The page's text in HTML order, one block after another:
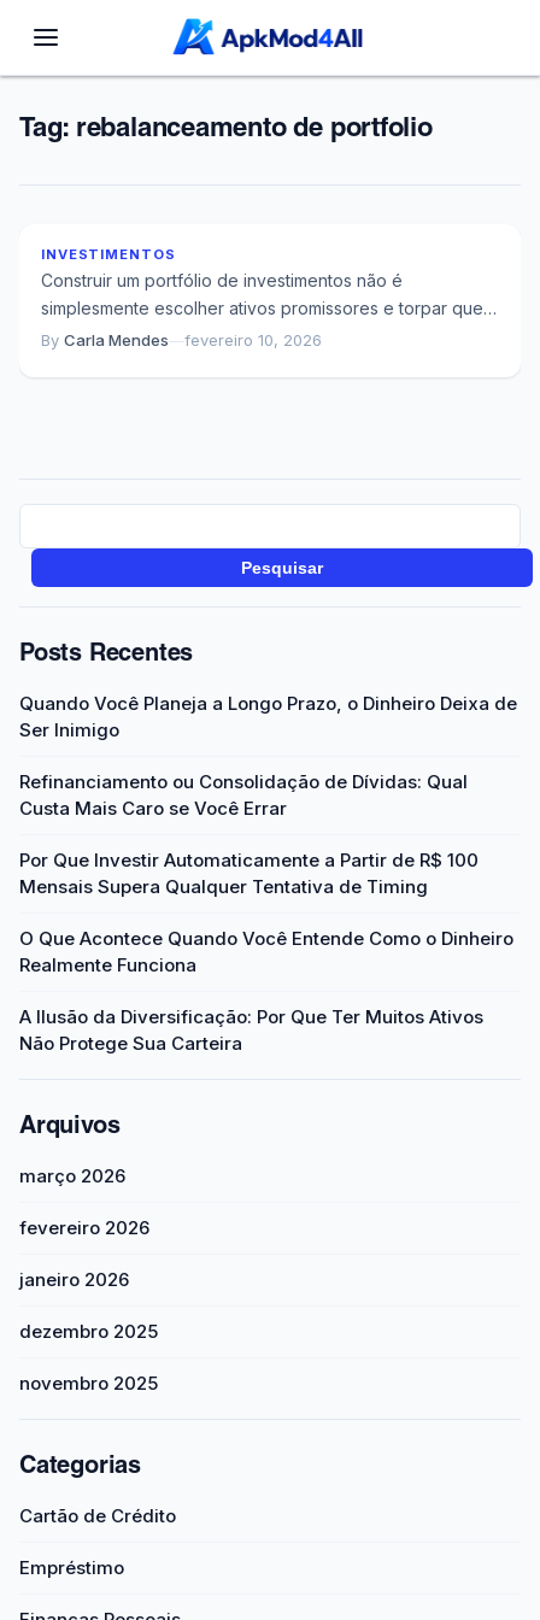
Tag: rebalanceamento de portfolio
INVESTIMENTOS
Construir um portfólio de investimentos não é
simplesmente escolher ativos promissores e torpar que
tudo corra bem. A diferença entre um investidor...
By Carla Mendes—fevereiro 10, 2026
Pesquisar
Posts Recentes
Quando Você Planeja a Longo Prazo, o Dinheiro Deixa de
Ser Inimigo
Refinanciamento ou Consolidação de Dívidas: Qual
Custa Mais Caro se Você Errar
Por Que Investir Automaticamente a Partir de R$ 100
Mensais Supera Qualquer Tentativa de Timing
O Que Acontece Quando Você Entende Como o Dinheiro
Realmente Funciona
A Ilusão da Diversificação: Por Que Ter Muitos Ativos
Não Protege Sua Carteira
Arquivos
março 2026
fevereiro 2026
janeiro 2026
dezembro 2025
novembro 2025
Categorias
Cartão de Crédito
Empréstimo